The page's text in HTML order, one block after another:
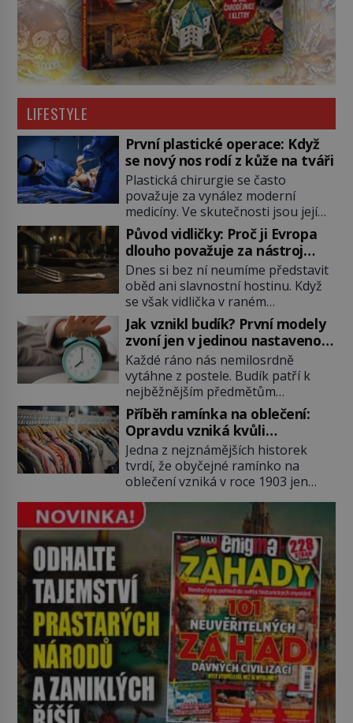
LIFESTYLE
První plastické operace: Když
se nový nos rodí z kůže na tváři
Plastická chirurgie se často
považuje za vynález moderní
medicíny. Ve skutečnosti jsou její
kořeny staré více než dva a půl
tisíce let. V dobách, kdy ještě
neexistují antibiotika ani anestezie,
se odvážní lékaři pokoušejí vracet
lidem tváře znetvořené válkou,
tresty nebo nehodami. Jejich
metody jsou překvapivě
promyšlené a některé principy
používají chirurgové dodnes. Úplně
první […]
Původ vidličky: Proč ji Evropa
dlouho považuje za nástroj
samotného satana?
Dnes si bez ní neumíme představit
oběd ani slavnostní hostinu. Když
se však vidlička v raném
středověku objevuje na evropských
stolech, vzbuzuje pohoršení,
posměch i strach. Mnozí duchovní ji
označují za projev pýchy a
zbytečného přepychu, někteří
dokonce za nástroj ďábla. Trvá
téměř sedm století, než se z
opovrhovaného předmětu stává
nepostradatelná součást stolování.
První […]
Jak vznikl budík? První modely
zvoní jen v jedinou nastavenou
hodinu
Každé ráno nás nemilosrdně
vytáhne z postele. Budík patří k
nejběžnějším předmětům
domácnosti, jeho cesta k dnešní
podobě je ale překvapivě dlouhá.
První lidé se probouzejí podle
slunce, kohoutů nebo kostelních
zvonů. Když se konečně objeví
první skutečný mechanický budík,
má jednu zásadní nevýhodu,
zazvoní pouze ve čtyři hodiny ráno
a jiný čas nastavit neumí. […]
Příběh ramínka na oblečení:
Opravdu vzniká kvůli
zapomenutému kabátu?
Jedna z nejznámějších historek
tvrdí, že obyčejné ramínko na
oblečení vzniká v roce 1903 jen
továrny nenajde volný věšák na
kabát. Je to ale skutečně pravda?
Historici upozorňují, že příběh je
zčásti legendou. Moderní drátěné
ramínko skutečně vzniká na
začátku 20. století, jeho kořeny
však sahají mnohem hlouběji a
podílí se […]